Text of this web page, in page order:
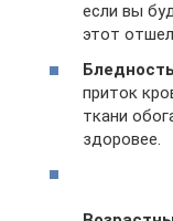
если вы
этот
приток
ткани
здоровее.